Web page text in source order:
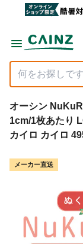
オーシン
1cm/1枚あたり
カイロ カイロ
メーカー直送